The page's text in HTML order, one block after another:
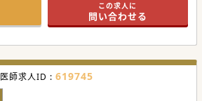
この求人に
問い合わせる
医師求人ID : 619745